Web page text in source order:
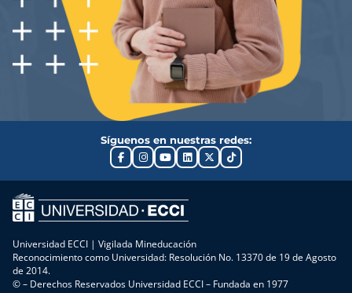
Síguenos en nuestras redes:
Universidad ECCI | Vigilada Mineducación
Reconocimiento como Universidad: Resolución No. 13370 de 19 de Agosto
de 2014.
© – Derechos Reservados Universidad ECCI – Fundada en 1977